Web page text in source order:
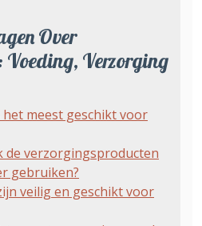
Over
Verzorging
meest geschikt voor
de verzorgingsproducten
gebruiken?
veilig en geschikt voor